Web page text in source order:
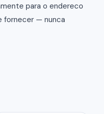
para o endereco
fornecer — nunca